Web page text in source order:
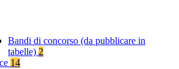
Bandi di concorso (da pubblicare in
tabelle) 2
14